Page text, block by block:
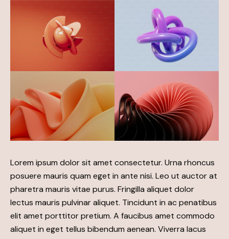
Lorem ipsum dolor sit amet consectetur. Urna rhoncus
posuere mauris quam eget in ante nisi. Leo ut auctor at
pharetra mauris vitae purus. Fringilla aliquet dolor
lectus mauris pulvinar aliquet. Tincidunt in ac penatibus
elit amet porttitor pretium. A faucibus amet commodo
aliquet in eget tellus bibendum aenean. Viverra lacus